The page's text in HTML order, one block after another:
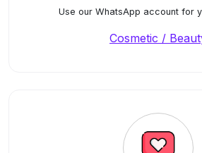
Use our WhatsApp account for
Cosmetic /